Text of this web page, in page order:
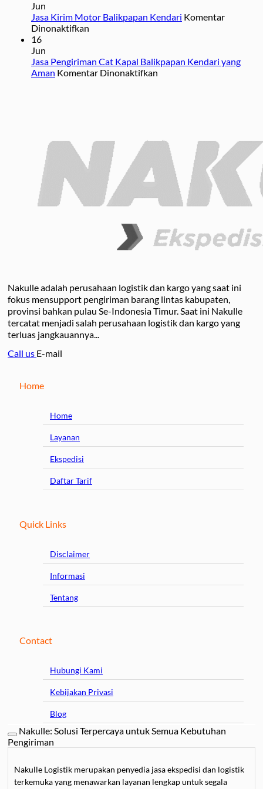
yang
Tidak
Jasa
Ekspedisi
Jun
Jasa Kirim Motor Balikpapan Kendari Komentar
Dinonaktifkan
Motor
Balikpapan
16
Jun
Jasa Pengiriman Cat Kapal Balikpapan Kendari yang
Aman Komentar Dinonaktifkan
Kendari
yang
Aman
Nakulle adalah perusahaan logistik dan kargo yang saat ini
fokus mensupport pengiriman barang lintas kabupaten,
provinsi bahkan pulau Se-Indonesia Timur. Saat ini Nakulle
tercatat menjadi salah perusahaan logistik dan kargo yang
terluas jangkauannya...
Call us E-mail
Home
Home
Layanan
Ekspedisi
Daftar Tarif
Quick Links
Disclaimer
Informasi
Tentang
Contact
Hubungi Kami
Kebijakan Privasi
Blog
Nakulle: Solusi Terpercaya untuk Semua Kebutuhan
Pengiriman
Nakulle Logistik merupakan penyedia jasa ekspedisi dan logistik
terkemuka yang menawarkan layanan lengkap untuk segala